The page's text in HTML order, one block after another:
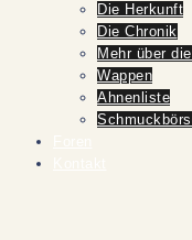
Die Herkunft
Die Chronik
Mehr über
Wappen
Ahnenliste